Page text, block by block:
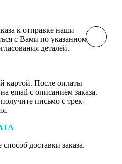
к отправке наши
с Вами по указанному
деталей.
картой. После оплаты
email с описанием заказа.
письмо с трек-
доставки заказа.